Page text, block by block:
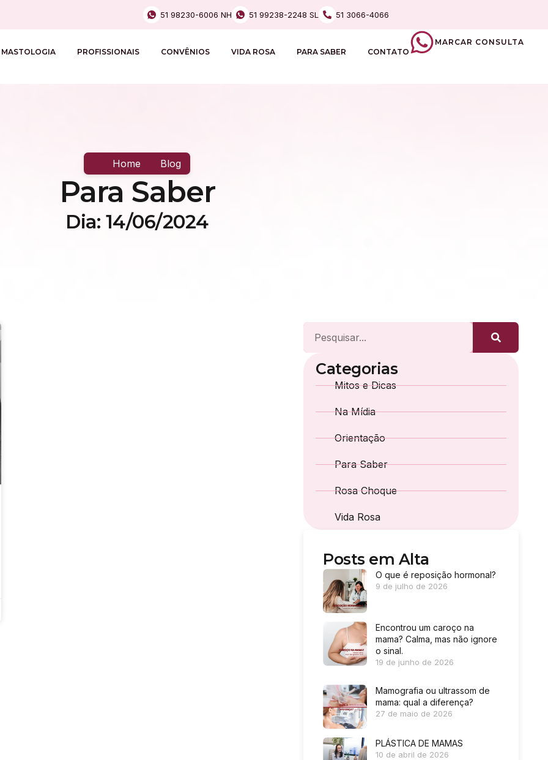
51 98230-6006 NH 51 99238-2248 SL 51 3066-4066
MASTOLOGIA PROFISSIONAIS CONVÊNIOS VIDA ROSA PARA SABER CONTATO
MARCAR CONSULTA
Home Blog
Para Saber
Dia: 14/06/2024
Categorias
Mitos e Dicas
Na Mídia
Orientação
Para Saber
Rosa Choque
Vida Rosa
Posts em Alta
O que é reposição hormonal?
9 de julho de 2026
Encontrou um caroço na
mama? Calma, mas não ignore
o sinal.
19 de junho de 2026
Mamografia ou ultrassom de
mama: qual a diferença?
27 de maio de 2026
PLÁSTICA DE MAMAS
10 de abril de 2026